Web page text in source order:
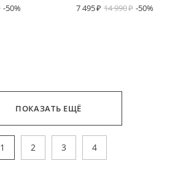
-50%
7 495
14 990 -50%
ПОКАЗАТЬ ЕЩЁ
1 2 3 4